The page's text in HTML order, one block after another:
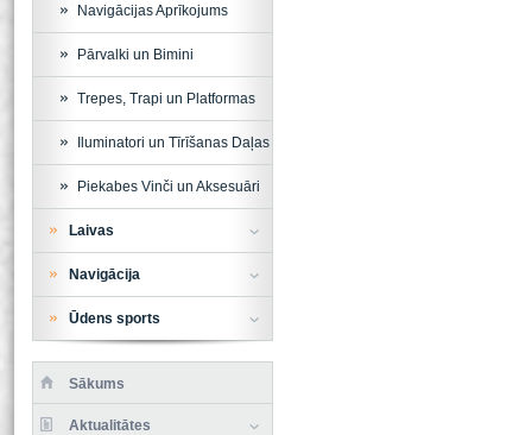
Navigācijas Aprīkojums
Pārvalki un Bimini
Trepes, Trapi un Platformas
Iluminatori un Tīrīšanas Daļas
Piekabes Vinči un Aksesuāri
Laivas
Navigācija
Ūdens sports
Sākums
Aktualitātes